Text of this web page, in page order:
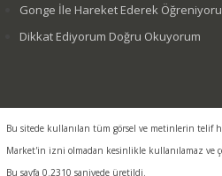
Gonge İle Hareket Ederek
Dikkat Ediyorum Doğru Okuyorum
Bu sitede kullanılan tüm görsel ve metinlerin telif
Market'in izni olmadan kesinlikle kullanılamaz ve
Bu sayfa 0.2310 saniyede üretildi.